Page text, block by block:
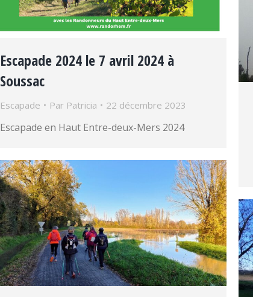
Escapade 2024 le 7 avril 2024 à
Soussac
Escapade Par Patricia 22 décembre 2023
Escapade en Haut Entre-deux-Mers 2024